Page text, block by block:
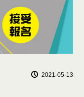
2021-05-13